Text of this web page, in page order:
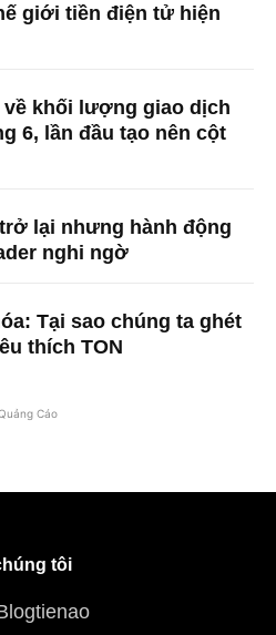
giới tiền điện tử hiện
khối lượng giao dịch
6, lần đầu tạo nên cột
lại nhưng hành động
nghi ngờ
Tại sao chúng ta ghét
thích TON
Cáo
tôi